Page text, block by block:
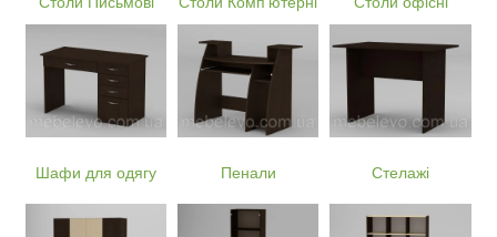
Шафи для одягу Пенали Стелажі